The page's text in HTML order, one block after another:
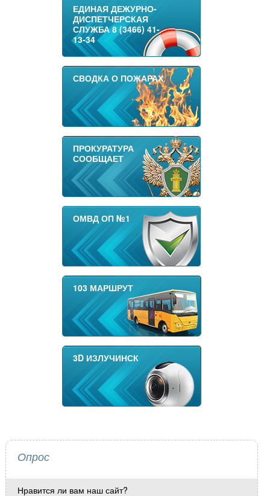
ЕДИНАЯ ДЕЖУРНО-
ДИСПЕТЧЕРСКАЯ
СЛУЖБА 8 (3466) 41-
13-34
СВОДКА О ПОЖАРАХ
ПРОКУРАТУРА
СООБЩАЕТ
ОМВД ОП №1
103 МАРШРУТ
3D ИЗЛУЧИНСК
Опрос
Нравится ли вам наш сайт?